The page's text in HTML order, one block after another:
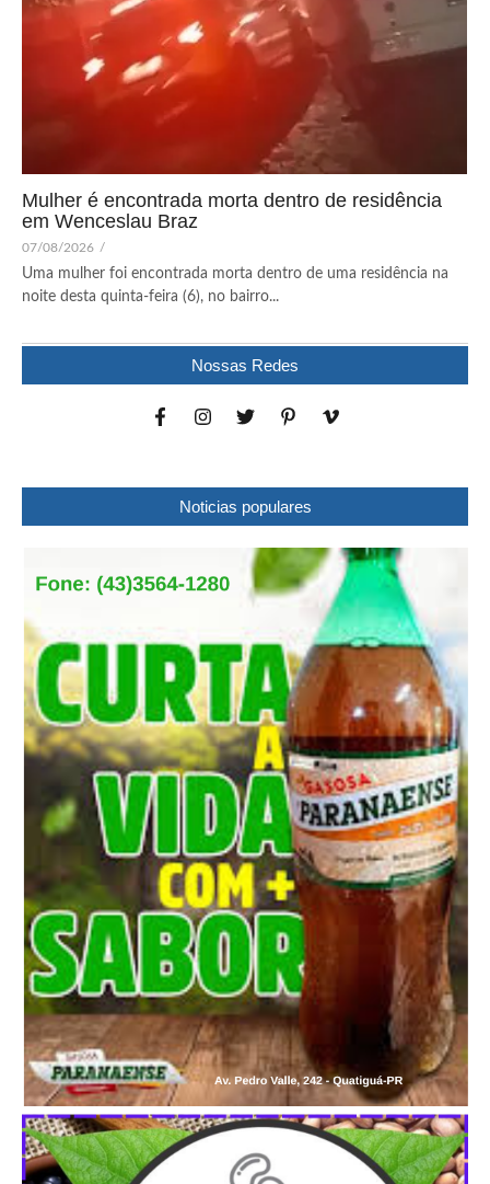
Mulher é encontrada morta dentro de residência
em Wenceslau Braz
07/08/2026 /
Uma mulher foi encontrada morta dentro de uma residência na
noite desta quinta-feira (6), no bairro...
Nossas Redes
Noticias populares